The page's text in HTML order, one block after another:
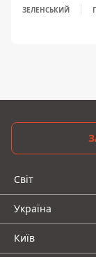
ЗЕЛЕНСЬКИЙ
Світ
Україна
Київ